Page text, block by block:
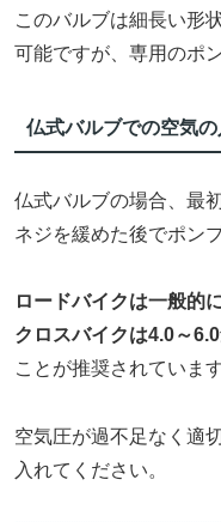
このバルブは細長い形
可能ですが、専用のポ
仏式バルブでの空気
仏式バルブの場合、最
ネジを緩めた後でポン
ロードバイクは一般的
クロスバイクは4.0～
ことが推奨されています
空気圧が過不足なく適
入れてください。